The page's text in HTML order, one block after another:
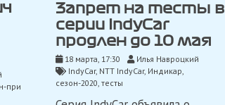
при
Запрет на тесты в
серии IndyCar
продлен до 10 мая
18 марта, 17:30
Илья Навроцкий
IndyCar, NTT IndyCar, Индикар
сезон-2020 тесты